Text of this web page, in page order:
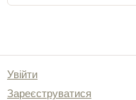
Увійти
Зареєструватися